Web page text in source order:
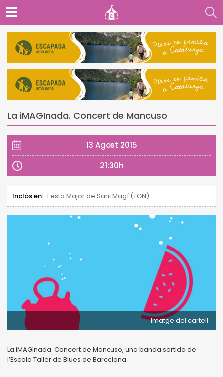
La iMAGInada. Concert de Mancuso
13 Agost 2015
21:30h
Inclòs en: Festa Major de Sant Magí (TGN)
Imatge del cartell
La iMAGInada. Concert de Mancuso, una banda sortida de
l’Escola Taller de Blues de Barcelona.